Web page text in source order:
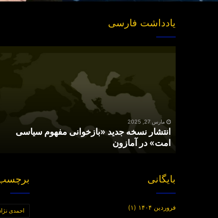
یادداشت فارسی
در
آمازون
مارس 27, 2025
انتشار نسخه جدید «بازخوانی مفهوم سیاسی
امت» در آمازون
بایگانی
فروردین ۱۴۰۴ (۱) احمدی نژاد